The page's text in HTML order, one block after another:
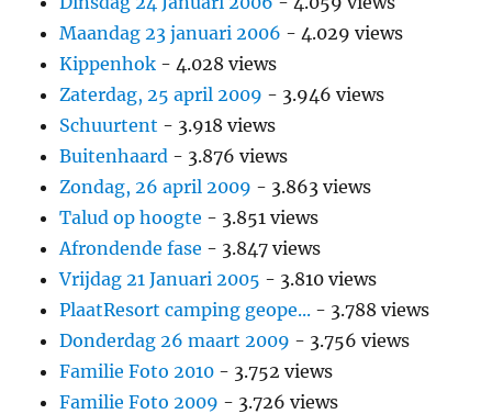
Maandag 23 januari 2006 - 4.029 views
Kippenhok - 4.028 views
Zaterdag, 25 april 2009 - 3.946 views
Schuurtent - 3.918 views
Buitenhaard - 3.876 views
Zondag, 26 april 2009 - 3.863 views
Talud op hoogte - 3.851 views
Afrondende fase - 3.847 views
Vrijdag 21 Januari 2005 - 3.810 views
PlaatResort camping geope... - 3.788 views
Donderdag 26 maart 2009 - 3.756 views
Familie Foto 2010 - 3.752 views
Familie Foto 2009 - 3.726 views